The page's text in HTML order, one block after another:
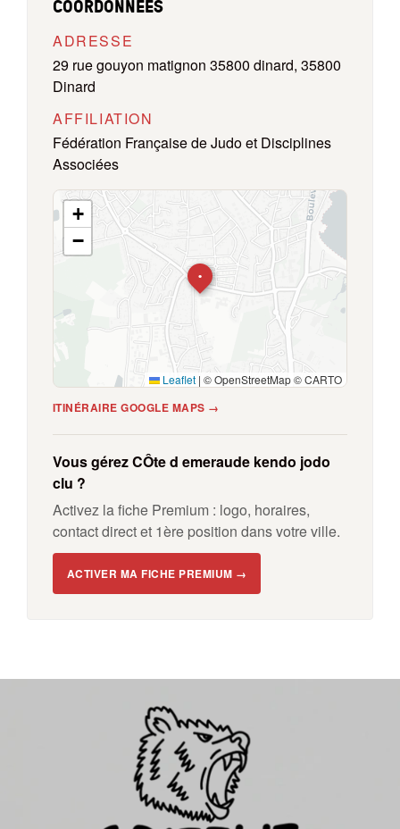
COORDONNÉES
ADRESSE
29 rue gouyon matignon 35800 dinard, 35800
Dinard
AFFILIATION
Fédération Française de Judo et Disciplines
Associées
•
+
−
Leaflet | © OpenStreetMap © CARTO
ITINÉRAIRE GOOGLE MAPS →
Vous gérez CÔte d emeraude kendo jodo
clu ?
Activez la fiche Premium : logo, horaires,
contact direct et 1ère position dans votre ville.
ACTIVER MA FICHE PREMIUM →